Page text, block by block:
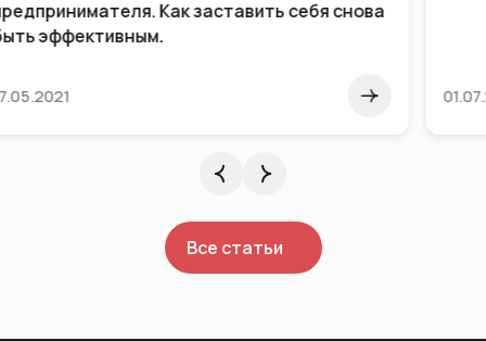
01.07.2015
Все статьи